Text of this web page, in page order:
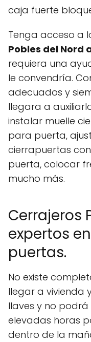
caja fuerte
Tenga acceso a
Pobles del Nord
requiera una
le convendría.
adecuados y
llegara a
instalar muelle
para puerta,
cierrapuertas
puerta, colocar
mucho más.
Cerrajeros
expertos
puertas.
No existe
llegar a vivienda
llaves y no
elevadas horas
dentro de la